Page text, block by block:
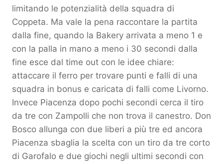
limitando le potenzialità della squadra di
Coppeta. Ma vale la pena raccontare la partita
dalla fine, quando la Bakery arrivata a meno 1 e
con la palla in mano a meno i 30 secondi dalla
fine esce dal time out con le idee chiare:
attaccare il ferro per trovare punti e falli di una
squadra in bonus e caricata di falli come Livorno.
Invece Piacenza dopo pochi secondi cerca il tiro
da tre con Zampolli che non trova il canestro. Don
Bosco allunga con due liberi a più tre ed ancora
Piacenza sbaglia la scelta con un tiro da tre corto
di Garofalo e due giochi negli ultimi secondi con